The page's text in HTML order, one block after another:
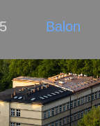
Balon